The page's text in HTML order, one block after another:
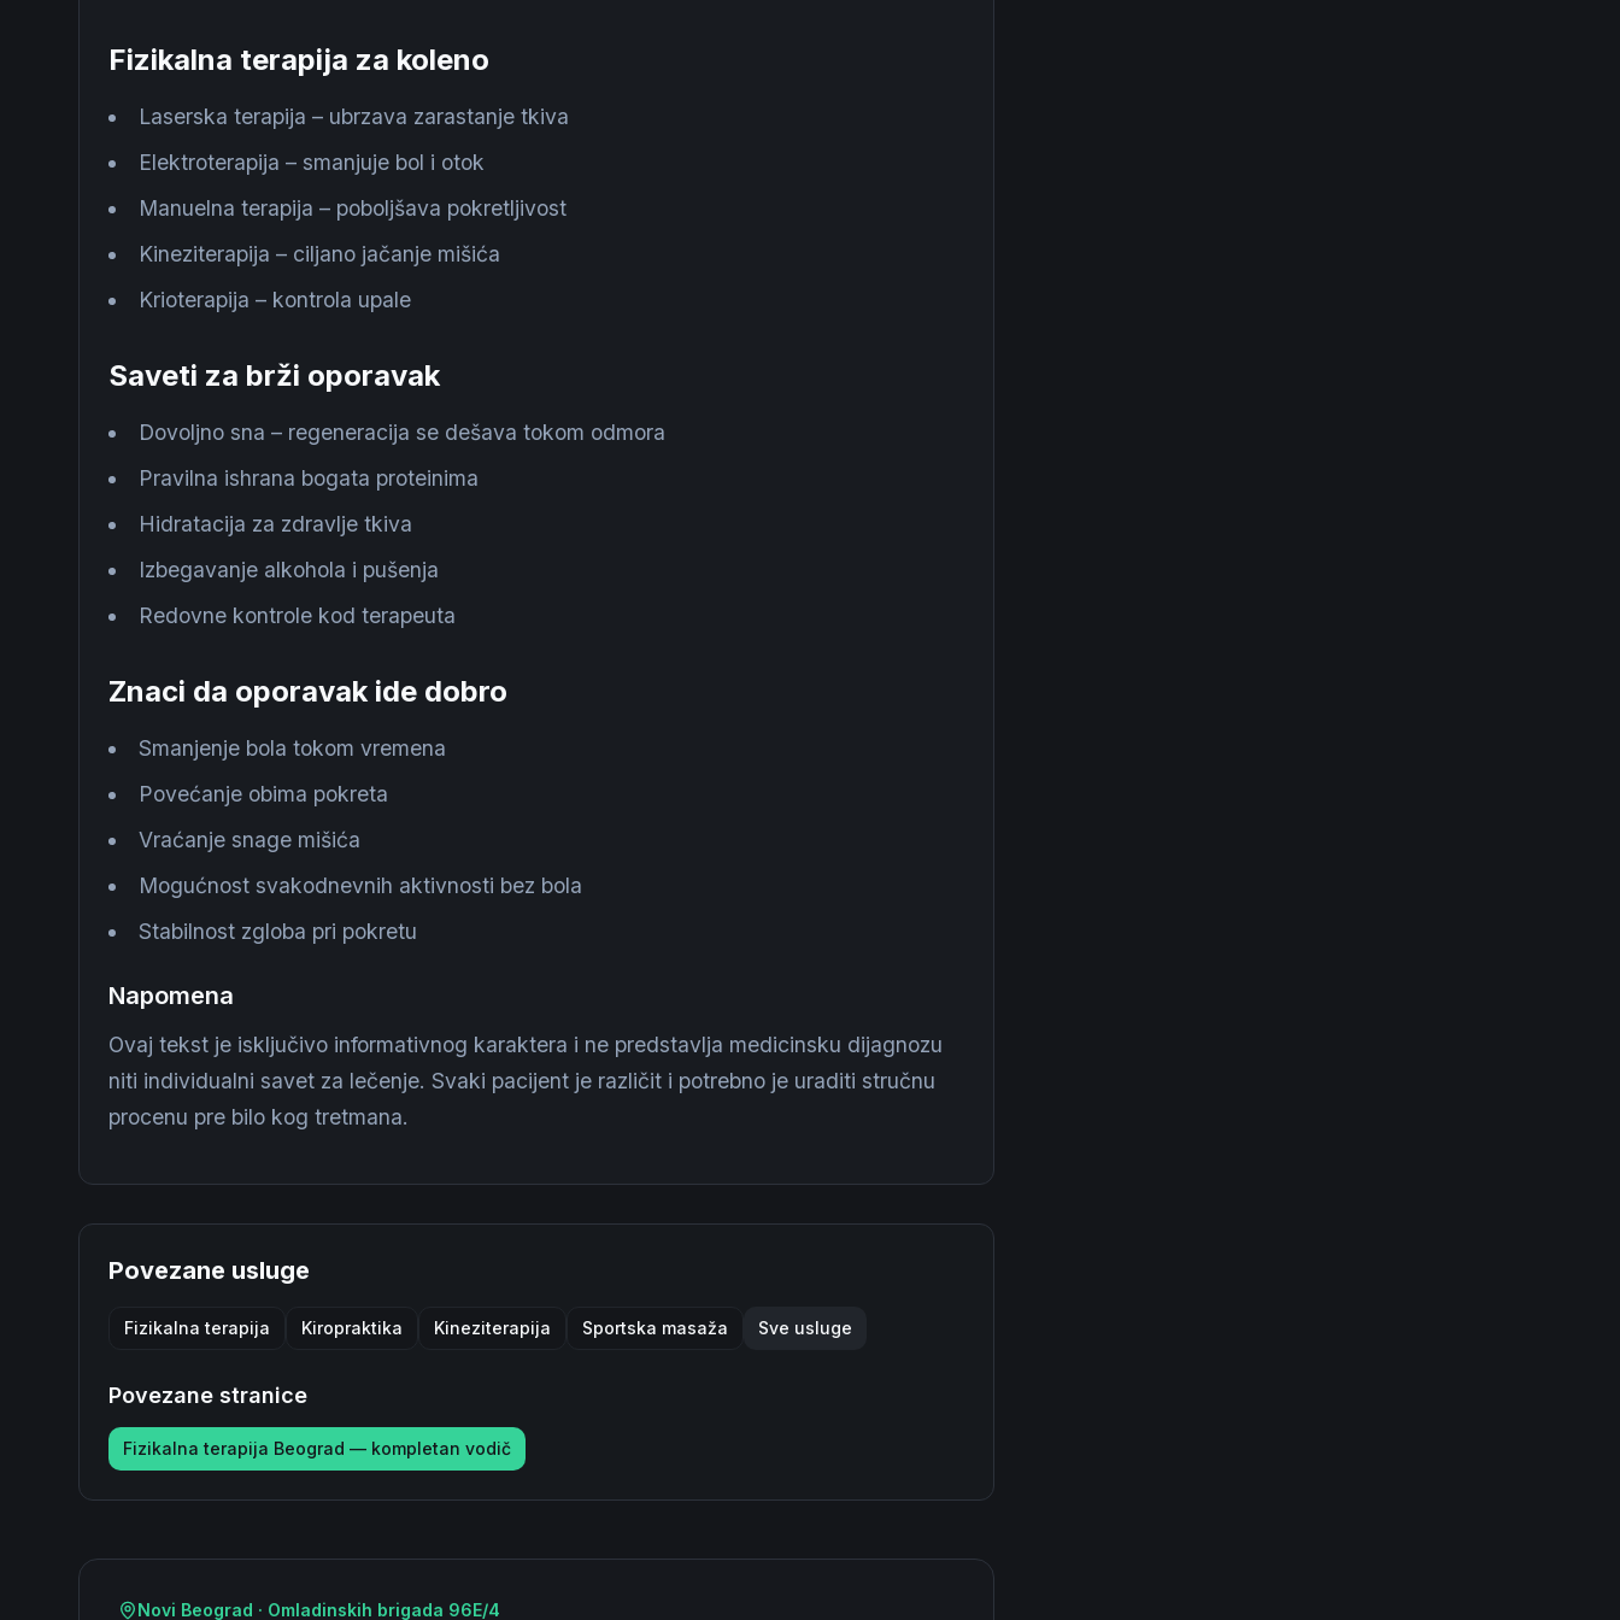
Fizikalna terapija za koleno
Laserska terapija – ubrzava zarastanje tkiva
Elektroterapija – smanjuje bol i otok
Manuelna terapija – poboljšava pokretljivost
Kineziterapija – ciljano jačanje mišića
Krioterapija – kontrola upale
Saveti za brži oporavak
Dovoljno sna – regeneracija se dešava tokom odmora
Pravilna ishrana bogata proteinima
Hidratacija za zdravlje tkiva
Izbegavanje alkohola i pušenja
Redovne kontrole kod terapeuta
Znaci da oporavak ide dobro
Smanjenje bola tokom vremena
Povećanje obima pokreta
Vraćanje snage mišića
Mogućnost svakodnevnih aktivnosti bez bola
Stabilnost zgloba pri pokretu
Napomena
Ovaj tekst je isključivo informativnog karaktera i ne predstavlja medicinsku dijagnozu
niti individualni savet za lečenje. Svaki pacijent je različit i potrebno je uraditi stručnu
procenu pre bilo kog tretmana.
Povezane usluge
Fizikalna terapija Kiropraktika Kineziterapija Sportska masaža Sve usluge
Povezane stranice
Fizikalna terapija Beograd — kompletan vodič
Novi Beograd · Omladinskih brigada 96E/4